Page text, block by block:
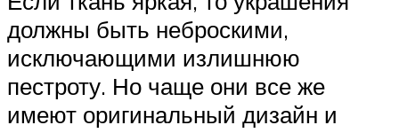
должны быть неброскими,
исключающими излишнюю
пестроту. Но чаще они все же
имеют оригинальный дизайн и